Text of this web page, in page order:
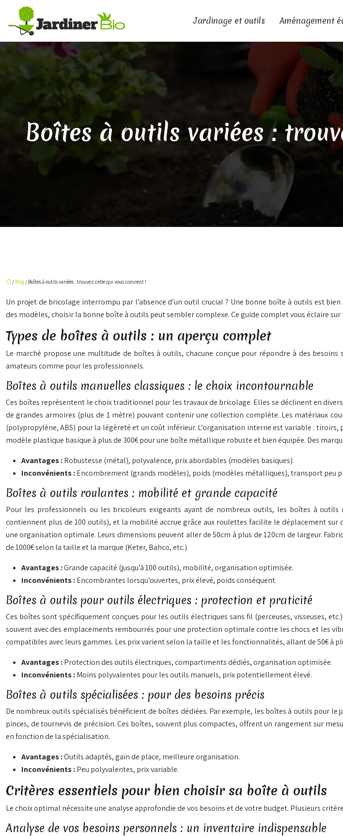
Jardinage et outils Aménagement
Boîtes à outils variées :
/ Blog / Boîtes à outils variées : trouvez celle qui vous convient !
Un projet de bricolage interrompu par l’absence d’un outil crucial ? Une bonne boîte à outils est
des modèles, choisir la bonne boîte à outils peut sembler complexe. Ce guide complet vous éclaire
Types de boîtes à outils : un aperçu complet
Le marché propose une multitude de boîtes à outils, chacune conçue pour répondre à des
amateurs comme pour les professionnels.
Boîtes à outils manuelles classiques : le choix incontournable
Ces boîtes représentent le choix traditionnel pour les travaux de bricolage. Elles se déclinent en
de grandes armoires (plus de 1 mètre) pouvant contenir une collection complète. Les matériaux
(polypropylène, ABS) pour la légèreté et un coût inférieur. L’organisation interne est variable :
modèle plastique basique à plus de 300€ pour une boîte métallique robuste et bien équipée. Des
Avantages :Robustesse (métal), polyvalence, prix abordables (modèles basiques).
Inconvénients :Encombrement (grands modèles), poids (modèles métalliques), transport peu
Boîtes à outils roulantes : mobilité et grande capacité
Pour les professionnels ou les bricoleurs exigeants ayant de nombreux outils, les boîtes à
contiennent plus de 100 outils), et la mobilité accrue grâce aux roulettes facilite le déplacement
une organisation optimale. Leurs dimensions peuvent aller de 50cm à plus de 120cm de largeur.
de 1000€ selon la taille et la marque (Keter, Bahco, etc.).
Avantages :Grande capacité (jusqu’à 100 outils), mobilité, organisation optimisée.
Inconvénients :Encombrantes lorsqu’ouvertes, prix élevé, poids conséquent.
Boîtes à outils pour outils électriques : protection et praticité
Ces boîtes sont spécifiquement conçues pour les outils électriques sans fil (perceuses, visseuses,
souvent avec des emplacements rembourrés pour une protection optimale contre les chocs et les
compatibles avec leurs gammes. Les prix varient selon la taille et les fonctionnalités, allant de 50€ à
Avantages :Protection des outils électriques, compartiments dédiés, organisation optimisée.
Inconvénients :Moins polyvalentes pour les outils manuels, prix potentiellement élevé.
Boîtes à outils spécialisées : pour des besoins précis
De nombreux outils spécialisés bénéficient de boîtes dédiées. Par exemple, les boîtes à outils pour
pinces, de tournevis de précision. Ces boîtes, souvent plus compactes, offrent un rangement sur
en fonction de la spécialisation.
Avantages :Outils adaptés, gain de place, meilleure organisation.
Inconvénients :Peu polyvalentes, prix variable.
Critères essentiels pour bien choisir sa boîte à outils
Le choix optimal nécessite une analyse approfondie de vos besoins et de votre budget. Plusieurs
Analyse de vos besoins personnels : un inventaire indispensable